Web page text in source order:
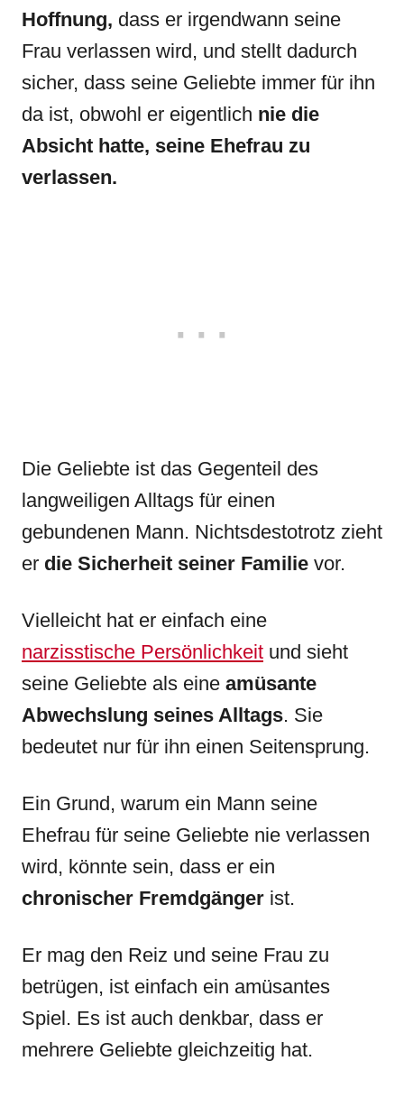
Hoffnung, dass er irgendwann seine
Frau verlassen wird, und stellt dadurch
sicher, dass seine Geliebte immer für ihn
da ist, obwohl er eigentlich nie die
Absicht hatte, seine Ehefrau zu
verlassen.
Die Geliebte ist das Gegenteil des
langweiligen Alltags für einen
gebundenen Mann. Nichtsdestotrotz zieht
er die Sicherheit seiner Familie vor.
Vielleicht hat er einfach eine
narzisstische Persönlichkeit und sieht
seine Geliebte als eine amüsante
Abwechslung seines Alltags. Sie
bedeutet nur für ihn einen Seitensprung.
Ein Grund, warum ein Mann seine
Ehefrau für seine Geliebte nie verlassen
wird, könnte sein, dass er ein
chronischer Fremdgänger ist.
Er mag den Reiz und seine Frau zu
betrügen, ist einfach ein amüsantes
Spiel. Es ist auch denkbar, dass er
mehrere Geliebte gleichzeitig hat.